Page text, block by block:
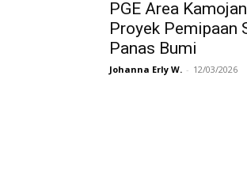
PGE Area
Proyek Pemipaan
Panas Bumi
Johanna Erly W. - 12/03/2026